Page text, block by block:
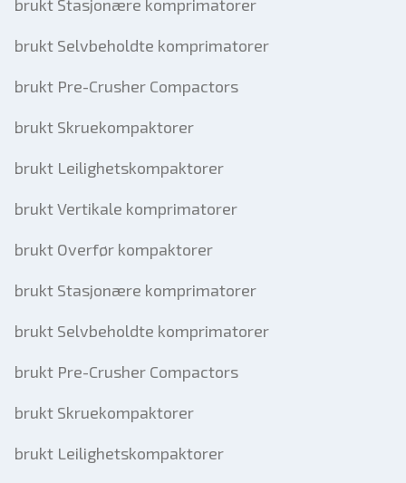
brukt Stasjonære komprimatorer
brukt Selvbeholdte komprimatorer
brukt Pre-Crusher Compactors
brukt Skruekompaktorer
brukt Leilighetskompaktorer
brukt Vertikale komprimatorer
brukt Overfør kompaktorer
brukt Stasjonære komprimatorer
brukt Selvbeholdte komprimatorer
brukt Pre-Crusher Compactors
brukt Skruekompaktorer
brukt Leilighetskompaktorer